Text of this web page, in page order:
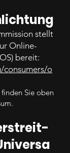
stellt
Online-
bereit:
consumers/o
Sie oben